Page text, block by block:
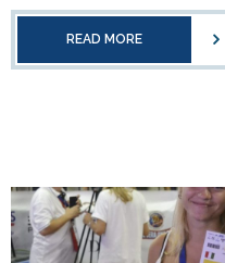
READ MORE